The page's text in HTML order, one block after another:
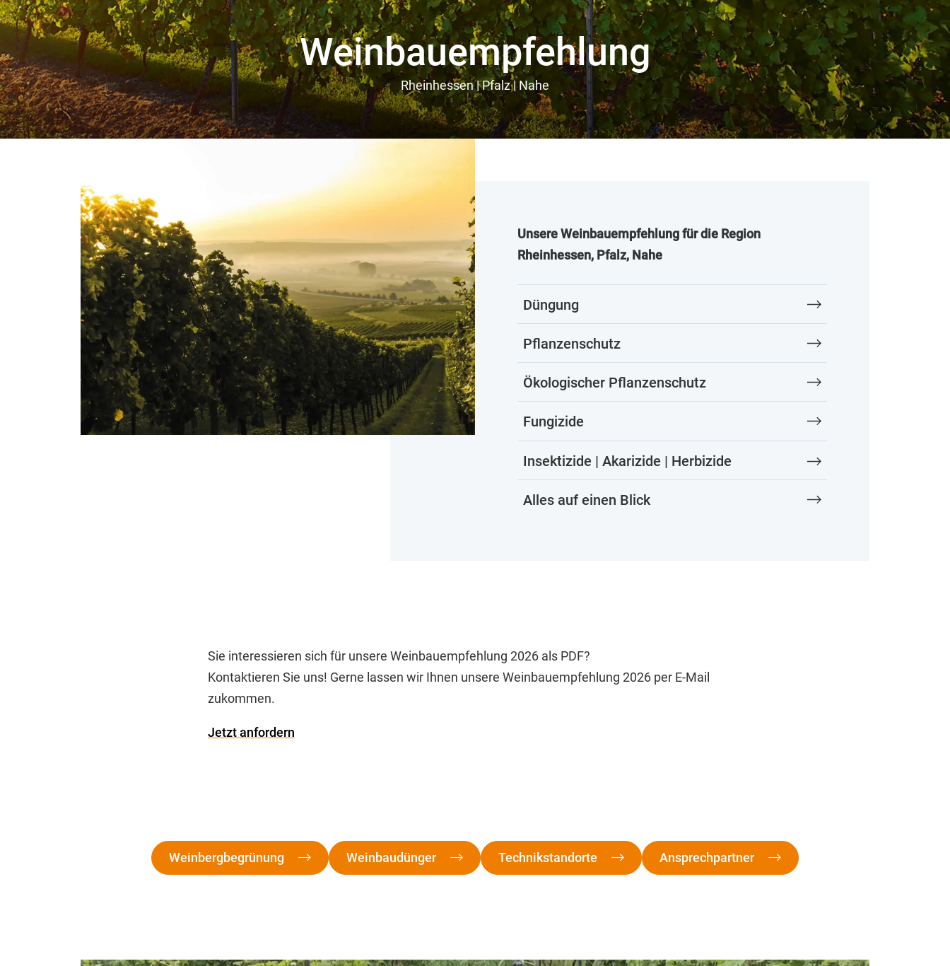
Weinbauempfehlung
Rheinhessen | Pfalz | Nahe
Unsere Weinbauempfehlung für die Region
Rheinhessen, Pfalz, Nahe
Düngung
Pflanzenschutz
Ökologischer Pflanzenschutz
Fungizide
Insektizide | Akarizide | Herbizide
Alles auf einen Blick
Sie interessieren sich für unsere Weinbauempfehlung 2026 als PDF?
Kontaktieren Sie uns! Gerne lassen wir Ihnen unsere Weinbauempfehlung 2026 per E-Mail
zukommen.
Jetzt anfordern
Weinbergbegrünung Weinbaudünger Technikstandorte Ansprechpartner